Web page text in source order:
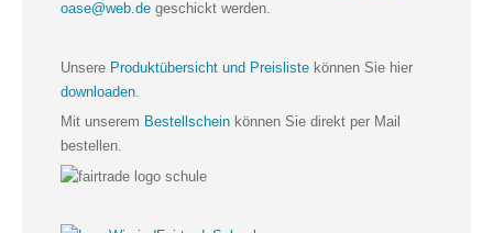
oase@web.de geschickt werden.
Unsere Produktübersicht und Preisliste können Sie hier
downloaden.
Mit unserem Bestellschein können Sie direkt per Mail
bestellen.